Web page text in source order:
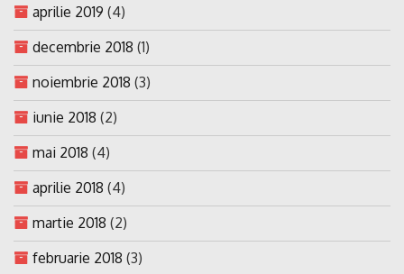
aprilie 2019 (4)
decembrie 2018 (1)
noiembrie 2018 (3)
iunie 2018 (2)
mai 2018 (4)
aprilie 2018 (4)
martie 2018 (2)
februarie 2018 (3)